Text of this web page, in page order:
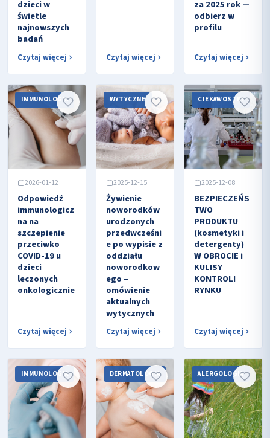
dzieci w
świetle
najnowszych
badań
Czytaj więcej Czytaj więcej
za 2025 rok —
odbierz w
profilu
Czytaj więcej
IMMUNOLOGIA
2026-01-12
Odpowiedź
immunologicz
na na
szczepienie
przeciwko
COVID-19 u
dzieci
leczonych
onkologicznie
Czytaj więcej
WYTYCZNE
2025-12-15
Żywienie
noworodków
urodzonych
przedwcześni
e po wypisie z
oddziału
noworodkow
ego –
omówienie
aktualnych
wytycznych
Czytaj więcej
CIEKAWOSTKI
2025-12-08
BEZPIECZEŃS
TWO
PRODUKTU
(kosmetyki i
detergenty)
W OBROCIE i
KULISY
KONTROLI
RYNKU
Czytaj więcej
IMMUNOLOGIA DERMATOLOGIA ALERGOLOGIA